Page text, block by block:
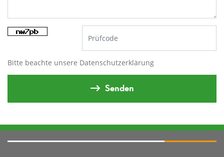
Bitte beachte unsere Datenschutzerklärung
Senden